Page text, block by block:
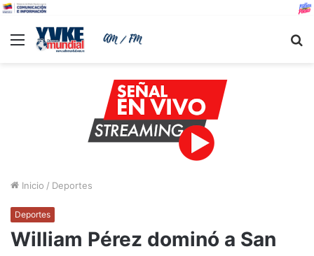
Menu
Inicio / Deportes
Deportes
William Pérez dominó a San